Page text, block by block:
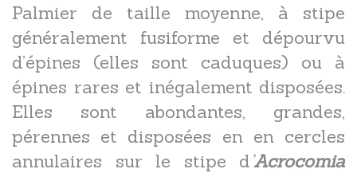
Palmier de taille moyenne, à stipe
généralement fusiforme et dépourvu
d’épines (elles sont caduques) ou à
épines rares et inégalement disposées.
Elles sont abondantes, grandes,
pérennes et disposées en en cercles
annulaires sur le stipe dAcrocomia